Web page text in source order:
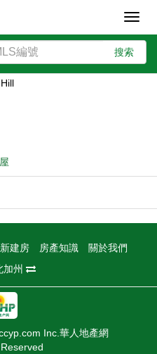
搜索
新建房 房產知識
關於我們
加州
Inc.華人地產網